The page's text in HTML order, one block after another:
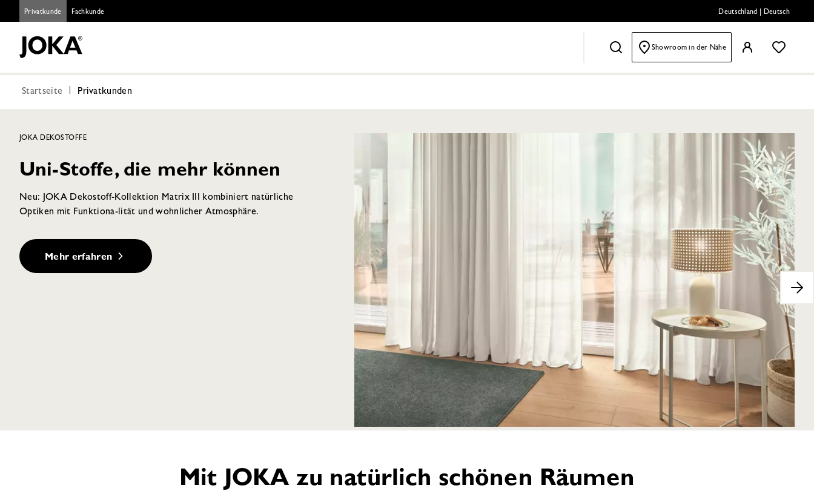
Privatkunde Fachkunde Deutschland Deutsch
Showroom in der Nähe
Startseite Privatkunden
JOKA DEKOSTOFFE
Uni-Stoffe, die mehr können
Neu: JOKA Dekostoff-Kollektion Matrix III kombiniert natürliche
Optiken mit Funktiona-lität und wohnlicher Atmosphäre.
Mehr erfahren
Mit JOKA zu natürlich schönen Räumen